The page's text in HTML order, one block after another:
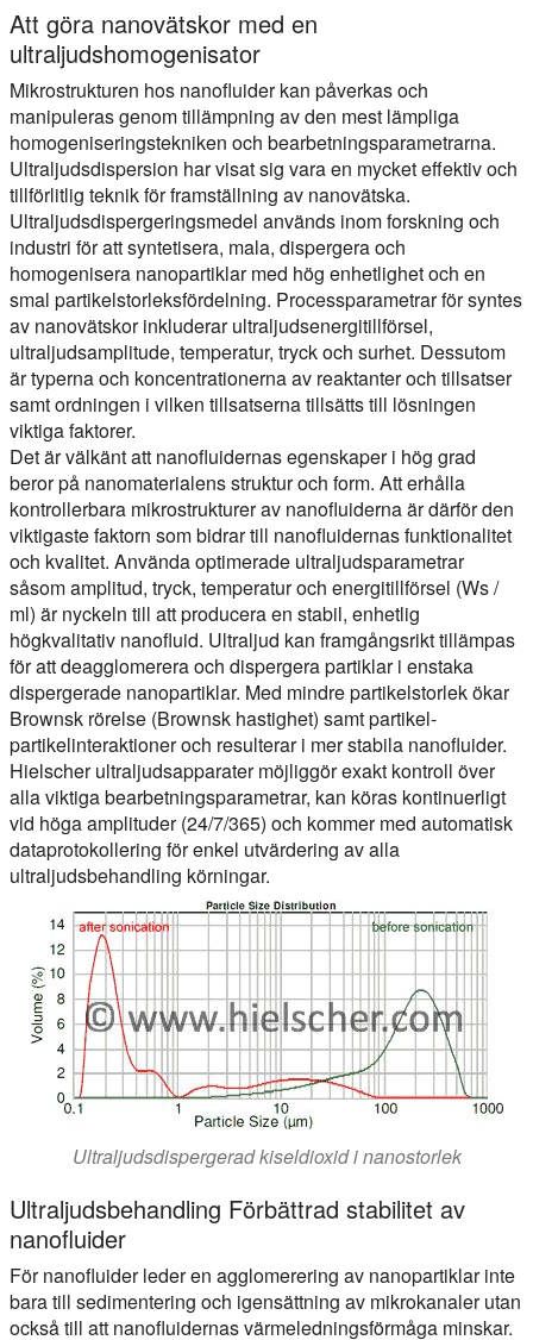
Att göra nanovätskor med en
ultraljudshomogenisator
Mikrostrukturen hos nanofluider kan påverkas och
manipuleras genom tillämpning av den mest lämpliga
homogeniseringstekniken och bearbetningsparametrarna.
Ultraljudsdispersion har visat sig vara en mycket effektiv och
tillförlitlig teknik för framställning av nanovätska.
Ultraljudsdispergeringsmedel används inom forskning och
industri för att syntetisera, mala, dispergera och
homogenisera nanopartiklar med hög enhetlighet och en
smal partikelstorleksfördelning. Processparametrar för syntes
av nanovätskor inkluderar ultraljudsenergitillförsel,
ultraljudsamplitude, temperatur, tryck och surhet. Dessutom
är typerna och koncentrationerna av reaktanter och tillsatser
samt ordningen i vilken tillsatserna tillsätts till lösningen
viktiga faktorer.
Det är välkänt att nanofluidernas egenskaper i hög grad
beror på nanomaterialens struktur och form. Att erhålla
kontrollerbara mikrostrukturer av nanofluiderna är därför den
viktigaste faktorn som bidrar till nanofluidernas funktionalitet
och kvalitet. Använda optimerade ultraljudsparametrar
såsom amplitud, tryck, temperatur och energitillförsel (Ws /
ml) är nyckeln till att producera en stabil, enhetlig
högkvalitativ nanofluid. Ultraljud kan framgångsrikt tillämpas
för att deagglomerera och dispergera partiklar i enstaka
dispergerade nanopartiklar. Med mindre partikelstorlek ökar
Brownsk rörelse (Brownsk hastighet) samt partikel-
partikelinteraktioner och resulterar i mer stabila nanofluider.
Hielscher ultraljudsapparater möjliggör exakt kontroll över
alla viktiga bearbetningsparametrar, kan köras kontinuerligt
vid höga amplituder (24/7/365) och kommer med automatisk
dataprotokollering för enkel utvärdering av alla
ultraljudsbehandling körningar.
Ultraljudsdispergerad kiseldioxid i nanostorlek
Ultraljudsbehandling Förbättrad stabilitet av
nanofluider
För nanofluider leder en agglomerering av nanopartiklar inte
bara till sedimentering och igensättning av mikrokanaler utan
också till att nanofluidernas värmeledningsförmåga minskar.